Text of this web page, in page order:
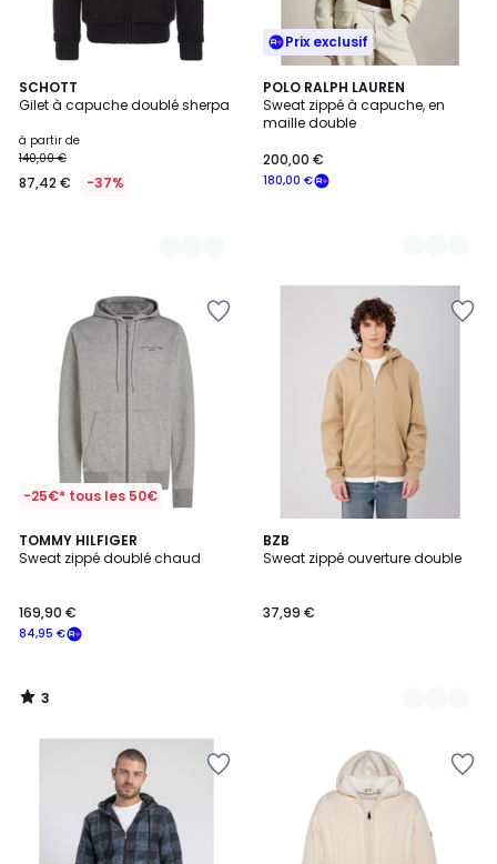
SCHOTT
Gilet à capuche doublé sherpa
Prix
à
partir
140,00
réduction
appliquée.
à partir de
140,00 €
87,42 € -37%
2
Couleurs
Prix exclusif
POLO RALPH LAUREN
Sweat zippé à capuche, en
maille double
180,00 €
200,00 €
7
Couleurs
-25€* tous les 50€
TOMMY HILFIGER
Sweat zippé doublé chaud
84,95 €
169,90 €
3
/
3
/
BZB
Sweat zippé ouverture double
37,99 €
2
Couleurs